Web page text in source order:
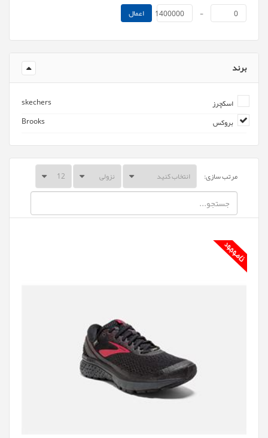
0
-
1400000 اعمال
برند
اسکچرز
skechers
بروکس
Brooks
مرتب سازی: